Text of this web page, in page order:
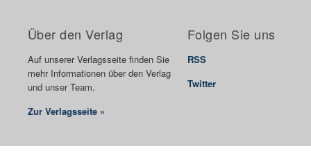
Über den Verlag
Auf unserer Verlagsseite finden Sie
mehr Informationen über den Verlag
und unser Team.
Zur Verlagsseite »
Folgen Sie uns
RSS
Twitter